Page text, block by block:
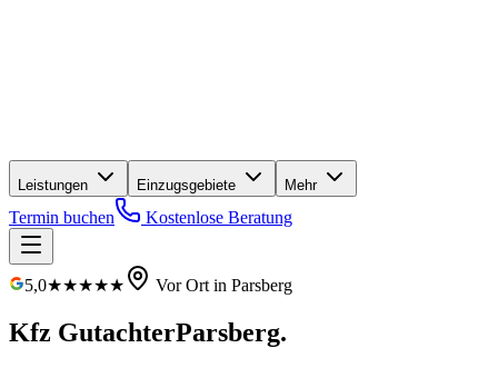
Leistungen Einzugsgebiete Mehr
Termin buchen Kostenlose Beratung
5,0★★★★★ Vor Ort in Parsberg
Kfz GutachterParsberg.